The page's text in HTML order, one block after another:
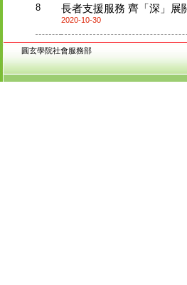
8 長者支援服務 齊「深」展
2020-10-30
圓玄學院社會服務部